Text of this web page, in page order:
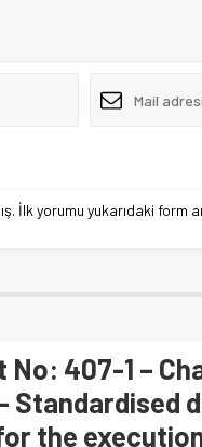
İlk yorumu yukarıdaki form
No: 407-1 –
Standardised
the